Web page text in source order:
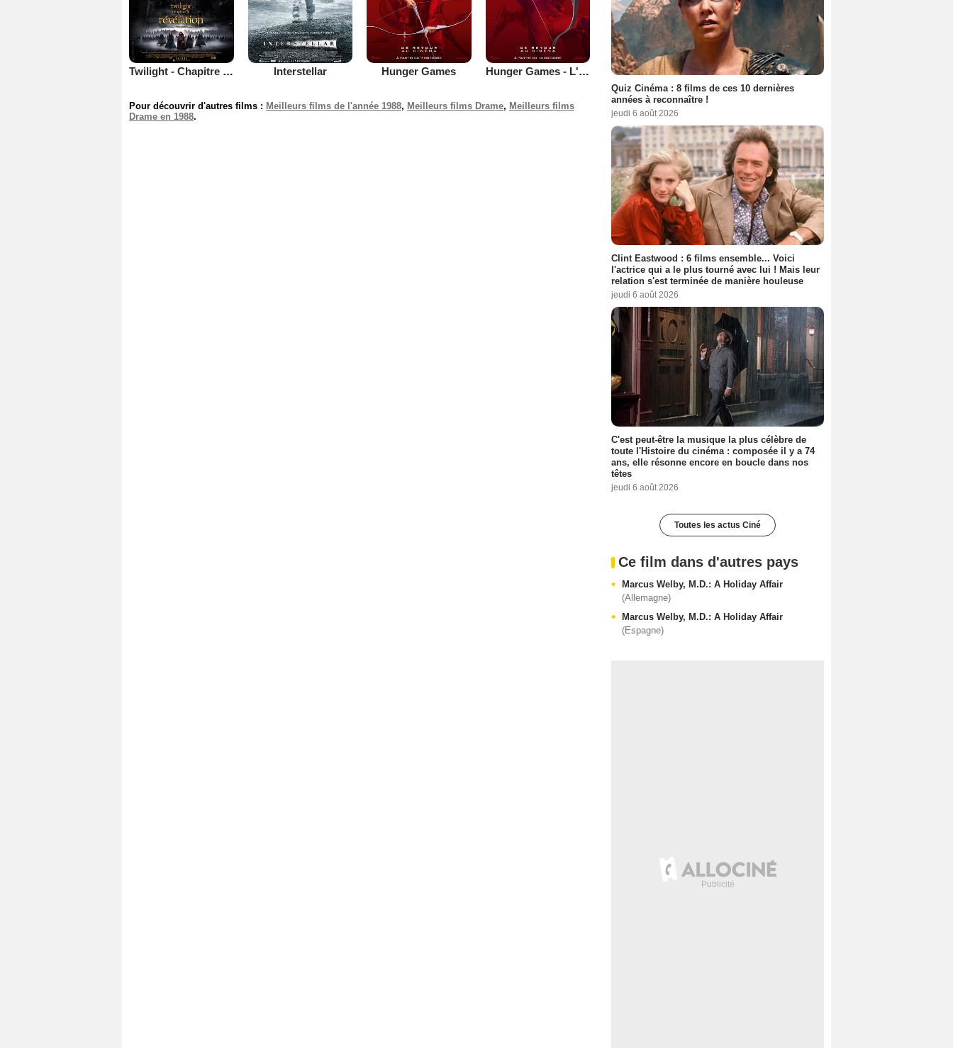
Twilight - Chapitre 5 : Révélation 2e partie Interstellar Hunger Games Hunger Games - L'embrasement
Pour découvrir d'autres films : Meilleurs films de l'année 1988, Meilleurs films Drame, Meilleurs films
Drame en 1988.
Quiz Cinéma : 8 films de ces 10 dernières
années à reconnaître !
jeudi 6 août 2026
Clint Eastwood : 6 films ensemble... Voici
l'actrice qui a le plus tourné avec lui ! Mais leur
relation s'est terminée de manière houleuse
jeudi 6 août 2026
C'est peut-être la musique la plus célèbre de
toute l'Histoire du cinéma : composée il y a 74
ans, elle résonne encore en boucle dans nos
têtes
jeudi 6 août 2026
Toutes les actus Ciné
Ce film dans d'autres pays
Marcus Welby, M.D.: A Holiday Affair
(Allemagne)
Marcus Welby, M.D.: A Holiday Affair
(Espagne)